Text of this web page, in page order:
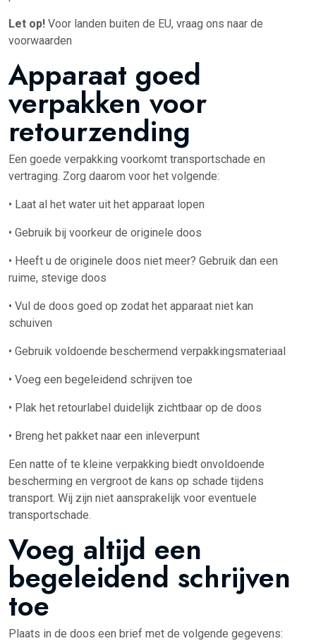
Let op! Voor landen buiten de EU, vraag ons naar de
voorwaarden
Apparaat goed
verpakken voor
retourzending
Een goede verpakking voorkomt transportschade en
vertraging. Zorg daarom voor het volgende:
• Laat al het water uit het apparaat lopen
• Gebruik bij voorkeur de originele doos
• Heeft u de originele doos niet meer? Gebruik dan een
ruime, stevige doos
• Vul de doos goed op zodat het apparaat niet kan
schuiven
• Gebruik voldoende beschermend verpakkingsmateriaal
• Voeg een begeleidend schrijven toe
• Plak het retourlabel duidelijk zichtbaar op de doos
• Breng het pakket naar een inleverpunt
Een natte of te kleine verpakking biedt onvoldoende
bescherming en vergroot de kans op schade tijdens
transport. Wij zijn niet aansprakelijk voor eventuele
transportschade.
Voeg altijd een
begeleidend schrijven
toe
Plaats in de doos een brief met de volgende gegevens: